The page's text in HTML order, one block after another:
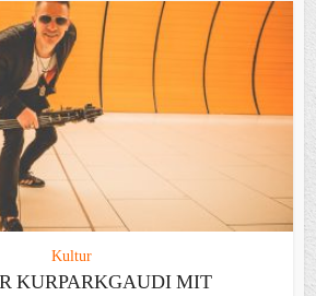
Kultur
KURPARKGAUDI MIT